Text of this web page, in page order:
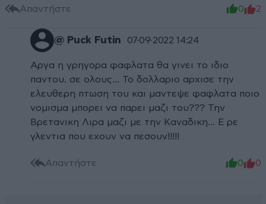
Απαντήστε 0 2
@ Puck Futin 07·09·2022 14:24
Αργα η γρηγορα φαφλατα θα γινει το ιδιο
παντου. σε ολους... Το δολλαριο αρχισε την
ελευθερη πτωση του και μαντεψε φαφλατα ποιο
νομισμα μπορει να παρει μαζι του??? Την
Βρετανικη Λιρα μαζι με την Καναδικη... Ε ρε
γλεντια που εχουν να πεσουν!!!!!
Απαντήστε 0 0